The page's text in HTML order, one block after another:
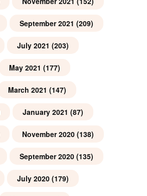
September 2021 (209)
July 2021 (203)
May 2021 (177)
March 2021 (147)
January 2021 (87)
November 2020 (138)
September 2020 (135)
July 2020 (179)